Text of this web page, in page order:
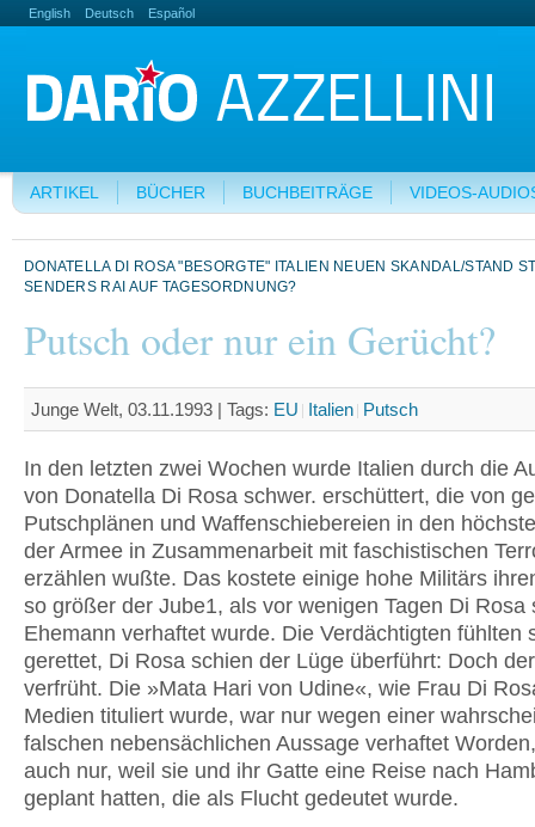
English Deutsch Español
ARTIKEL BÜCHER BUCHBEITRÄGE VIDEOS-
DONATELLA DI ROSA "BESORGTE" ITALIEN NEUEN SKANDAL/STAND
SENDERS RAI AUF TAGESORDNUNG?
Putsch oder nur ein Gerücht?
Junge Welt, 03.11.1993 | Tags: EU Italien Putsch
In den letzten zwei Wochen wurde Italien durch die
von Donatella Di Rosa schwer. erschüttert, die von
Putschplänen und Waffenschiebereien in den
der Armee in Zusammenarbeit mit faschistischen
erzählen wußte. Das kostete einige hohe Militärs
so größer der Jube1, als vor wenigen Tagen Di Rosa
Ehemann verhaftet wurde. Die Verdächtigten fühlten
gerettet, Di Rosa schien der Lüge überführt: Doch
verfrüht. Die »Mata Hari von Udine«, wie Frau Di
Medien tituliert wurde, war nur wegen einer
falschen nebensächlichen Aussage verhaftet
auch nur, weil sie und ihr Gatte eine Reise nach
geplant hatten, die als Flucht gedeutet wurde.